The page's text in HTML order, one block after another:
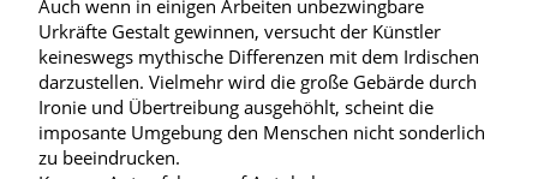
Auch wenn in einigen Arbeiten unbezwingbare
Urkräfte Gestalt gewinnen, versucht der Künstler
keineswegs mythische Differenzen mit dem Irdischen
darzustellen. Vielmehr wird die große Gebärde durch
Ironie und Übertreibung ausgehöhlt, scheint die
imposante Umgebung den Menschen nicht sonderlich
zu beeindrucken.